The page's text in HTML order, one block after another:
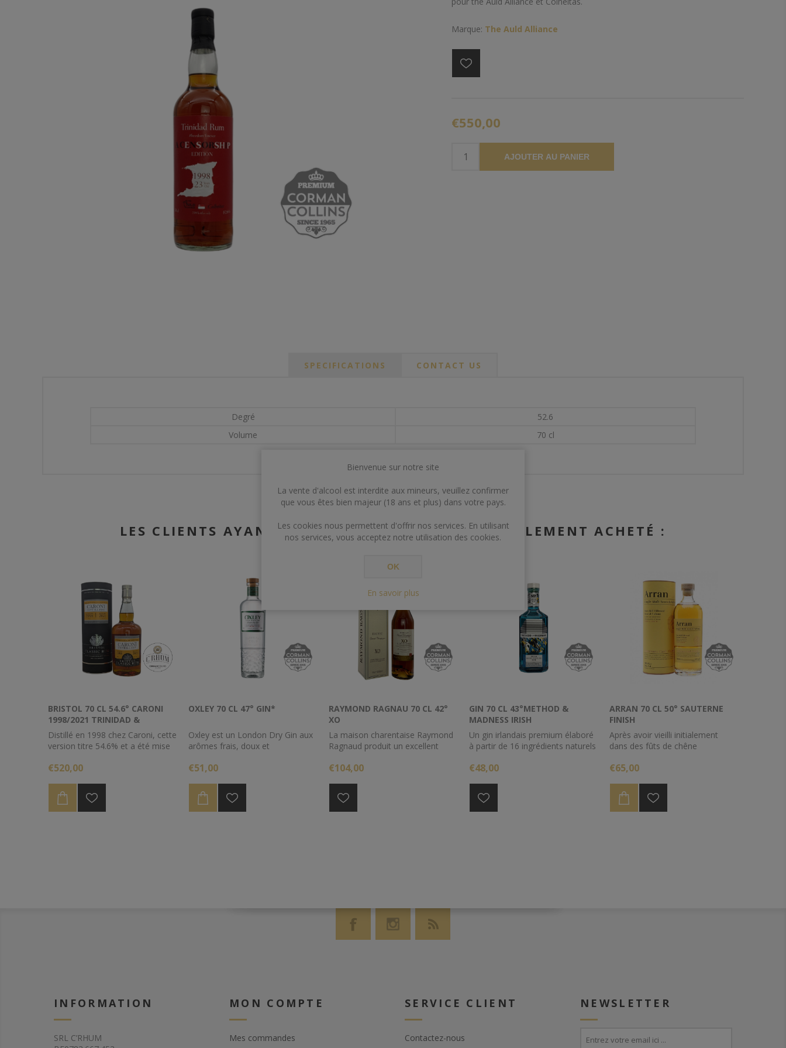
Marque: The Auld Alliance
€550,00
AJOUTER AU PANIER
SPECIFICATIONS CONTACT US
Degré
52.6
Volume
70 cl
LES CLIENTS AYANT ACHETÉ CET ARTICLE ONT ÉGALEMENT ACHETÉ :
BRISTOL 70 CL 54.6° CARONI
1998/2021 TRINIDAD &
TOBAGO
Distillé en 1998 chez Caroni, cette
version titre 54.6% et a été mise
long vieillissement à Trinidad et
€520,00
OXLEY 70 CL 47° GIN*
Oxley est un London Dry Gin aux
arômes frais, doux et
à froid à -5°C et capture ainsi les
entrant dans sa composition de
14 plantes.
€51,00
RAYMOND RAGNAU 70 CL 42°
XO
La maison charentaise Raymond
Ragnaud produit un excellent
Ce cognac présente une belle
aux reflets cuivrés Le nez à
dominante floral,est fin,
racé,dévoile après aération des
€104,00
GIN 70 CL 43°METHOD &
MADNESS IRISH
MICRODISTILLED
Un gin irlandais premium élaboré
à partir de 16 ingrédients naturels
du citron noir et des fleurs
€48,00
ARRAN 70 CL 50° SAUTERNE
FINISH
Après avoir vieilli initialement
dans des fûts de chêne
ans, l'Arran Single Malt dans cette
dans une sélection de fûts de vin
de Sauternes provenant d'un
artisan artisan de ce vin blanc
€65,00
INFORMATION
SRL C’RHUM
MON COMPTE
Mes commandes
SERVICE CLIENT
Contactez-nous
NEWSLETTER
Bienvenue sur notre site
La vente d'alcool est interdite aux mineurs, veuillez confirmer
que vous êtes bien majeur (18 ans et plus) dans votre pays.
Les cookies nous permettent d'offrir nos services. En utilisant
nos services, vous acceptez notre utilisation des cookies.
OK
En savoir plus